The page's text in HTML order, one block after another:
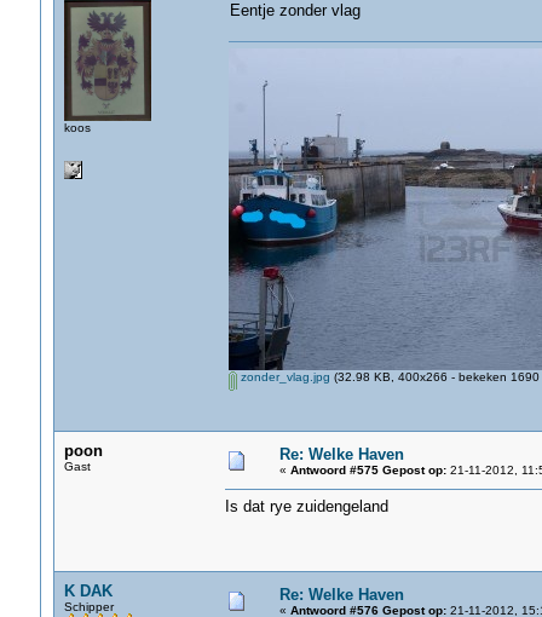
koos
Eentje zonder vlag
zonder_vlag.jpg (32.98 KB, 400x266 - bekeken 1690
poon
Gast
Re: Welke Haven
« Antwoord #575 Gepost op:21-11-2012,
Is dat rye zuidengeland
K DAK
Schipper
Re: Welke Haven
« Antwoord #576 Gepost op:21-11-2012,